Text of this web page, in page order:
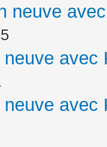
neuve
avec
avec